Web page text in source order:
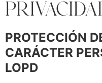
PROTECCIÓN
CARÁCTER
LOPD